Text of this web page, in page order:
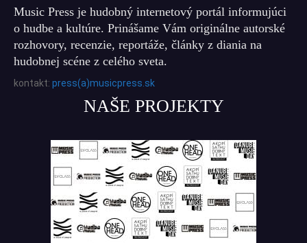
Music Press je hudobný internetový portál informujúci
o hudbe a kultúre. Prinášame Vám originálne autorské
rozhovory, recenzie, reportáže, články z diania na
hudobnej scéne z celého sveta.
kontakt: press(a)musicpress.sk
NAŠE PROJEKTY